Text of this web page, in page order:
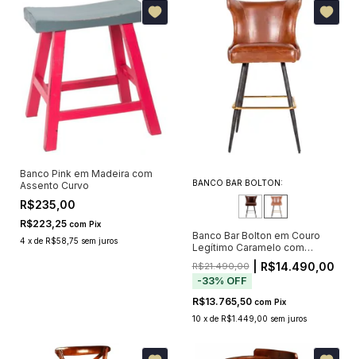
Banco Pink em Madeira com
Assento Curvo
R$235,00
R$223,25 com Pix
4 x de R$58,75 sem juros
BANCO BAR BOLTON:
Banco Bar Bolton em Couro
Legítimo Caramelo com
Capitonê e Apoio Dourado
(Pré-Venda - Envio a Partir de
20/11)
R$21.490,00| R$14.490,00
-33% OFF
R$13.765,50 com Pix
10 x de R$1.449,00 sem juros